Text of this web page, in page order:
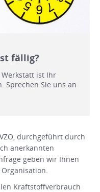
fällig?
ist Ihr
Sprechen Sie uns an
durchgeführt durch
anerkannten
geben wir Ihnen
Kraftstoffverbrauch